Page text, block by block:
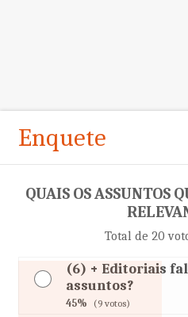
Enquete
QUAIS OS ASSUNTOS
Total de 20
(6) + Editoriais
assuntos?
45% (9 votos)